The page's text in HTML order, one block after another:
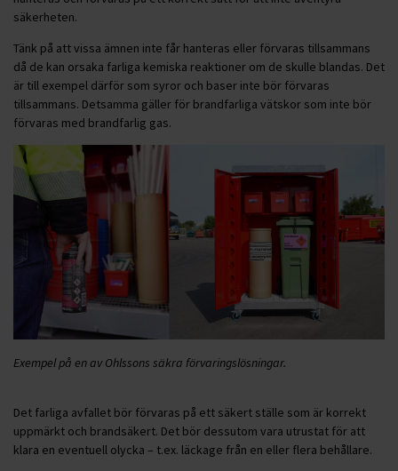
säkerheten.
Tänk på att vissa ämnen inte får hanteras eller förvaras tillsammans
då de kan orsaka farliga kemiska reaktioner om de skulle blandas. Det
är till exempel därför som syror och baser inte bör förvaras
tillsammans. Detsamma gäller för brandfarliga vätskor som inte bör
förvaras med brandfarlig gas.
Exempel på en av Ohlssons säkra förvaringslösningar.
Det farliga avfallet bör förvaras på ett säkert ställe som är korrekt
uppmärkt och brandsäkert. Det bör dessutom vara utrustat för att
klara en eventuell olycka – t.ex. läckage från en eller flera behållare.